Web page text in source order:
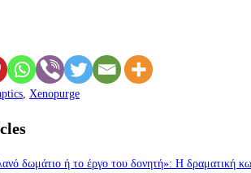
Xenopurge
δωμάτιο ή το έργο του δονητή»: Η δραματική